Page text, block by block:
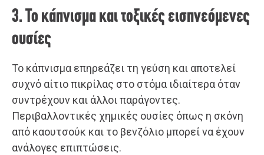
3. Το κάπνισμα και τοξικές εισπνεόμενες
ουσίες
Το κάπνισμα επηρεάζει τη γεύση και αποτελεί
συχνό αίτιο πικρίλας στο στόμα ιδιαίτερα όταν
συντρέχουν και άλλοι παράγοντες.
Περιβαλλοντικές χημικές ουσίες όπως η σκόνη
από καουτσούκ και το βενζόλιο μπορεί να έχουν
ανάλογες επιπτώσεις.